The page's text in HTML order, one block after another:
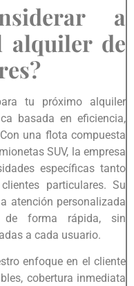
a
alquiler de
tu próximo alquiler
basada en eficiencia,
una flota compuesta
SUV, la empresa
específicas tanto
particulares. Su
atención personalizada
de forma rápida, sin
a cada usuario.
enfoque en el cliente
cobertura inmediata